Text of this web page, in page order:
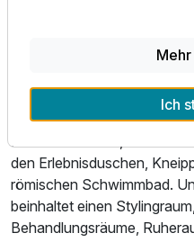
Feiern Sie einmal anders im
Körperliches Wohlbefinden
unsere Gäste auf 700qm in
den Erlebnisduschen,
römischen Schwimmbad.
beinhaltet einen
Behandlungsräume,
Ich